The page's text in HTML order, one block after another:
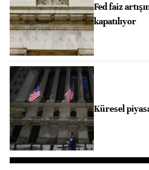
Fed faiz
kapatılıyor
Küresel